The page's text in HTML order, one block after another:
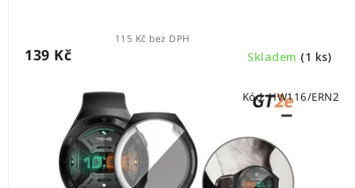
Skladem (1 ks)
115 Kč bez DPH
139 Kč
Kód:HW116/ERN2